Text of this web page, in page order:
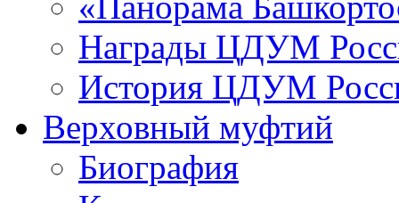
Награды ЦДУМ
История ЦДУМ
Верховный муфтий
Биография